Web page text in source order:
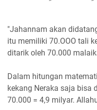
"Jahannam akan
itu memiliki 70.OOO tali
ditarik oleh 70.000
Dalam hitungan
kekang Neraka saja bisa
70.000 = 4,9 milyar.